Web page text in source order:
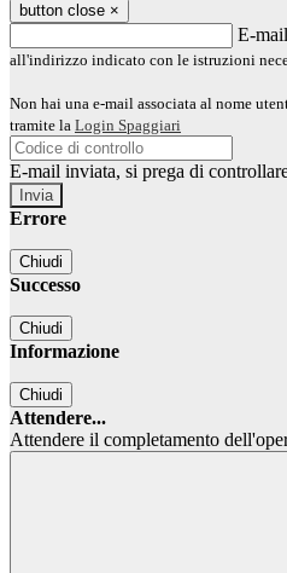
button close ×
E-mail
all'indirizzo indicato con le istruzioni
Non hai una e-mail associata al nome
tramite la Login Spaggiari
E-mail inviata, si prega di
Errore
Chiudi
Successo
Chiudi
Informazione
Chiudi
Attendere...
Attendere il completamento